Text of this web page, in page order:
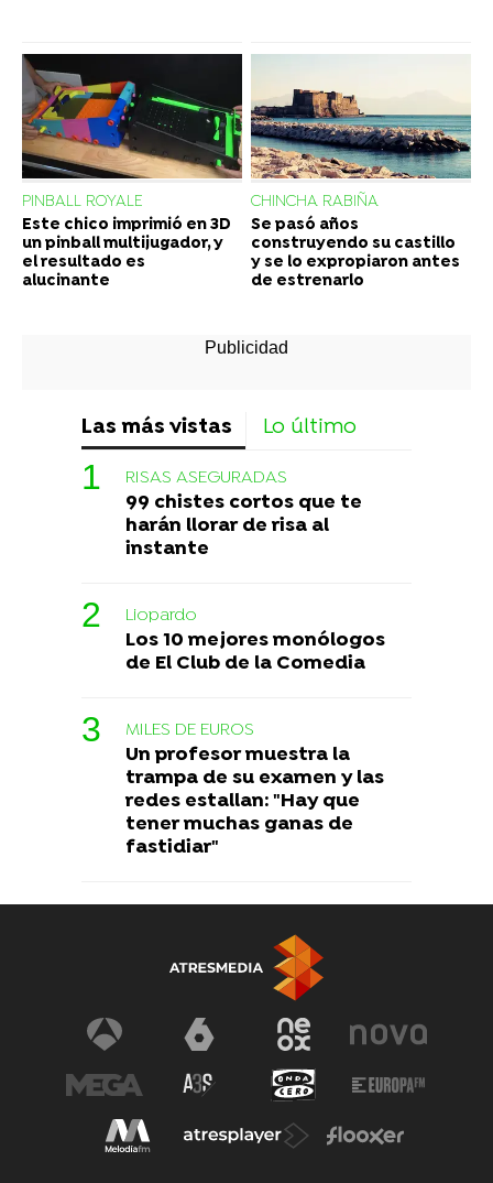
PINBALL ROYALE
Este chico imprimió en 3D
un pinball multijugador, y
el resultado es
alucinante
CHINCHA RABIÑA
Se pasó años
construyendo su castillo
y se lo expropiaron antes
de estrenarlo
Las más vistas Lo último
RISAS ASEGURADAS
99 chistes cortos que te
harán llorar de risa al
instante
Liopardo
Los 10 mejores monólogos
de El Club de la Comedia
MILES DE EUROS
Un profesor muestra la
trampa de su examen y las
redes estallan: "Hay que
tener muchas ganas de
fastidiar"